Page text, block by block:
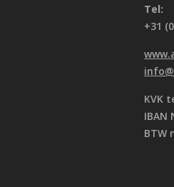
Tel:
+31
KVK
IBAN
BTW